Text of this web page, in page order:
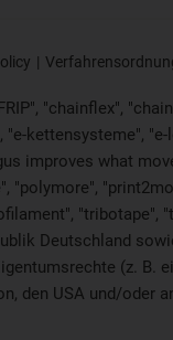
"chainflex",
kettensysteme",
improves what
Deutschland
(z. B.
den USA und/